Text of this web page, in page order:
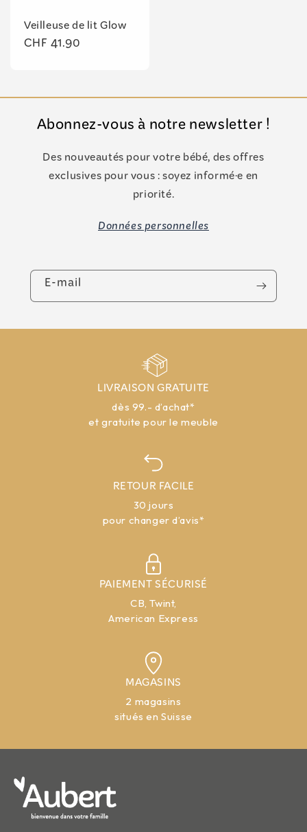
Veilleuse de lit Glow
Prix
CHF 41.90
Abonnez-vous à notre newsletter !
Des nouveautés pour votre bébé, des offres
exclusives pour vous : soyez informé·e en
priorité.
Données personnelles
E-mail
LIVRAISON GRATUITE
dès 99.- d’achat*
et gratuite pour le meuble
RETOUR FACILE
30 jours
pour changer d’avis*
PAIEMENT SÉCURISÉ
CB, Twint,
American Express
MAGASINS
2 magasins
situés en Suisse